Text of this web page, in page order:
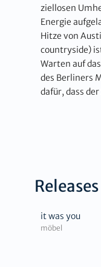
ziellosen
Energie
Hitze von
countryside)
Warten auf
des Berliners
dafür, dass
Releases
it was you
möbel